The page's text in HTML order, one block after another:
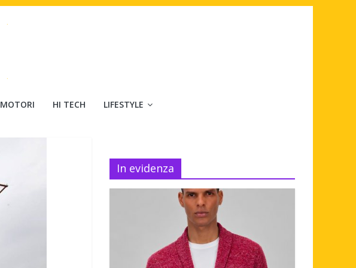
MOTORI HI TECH LIFESTYLE
In evidenza